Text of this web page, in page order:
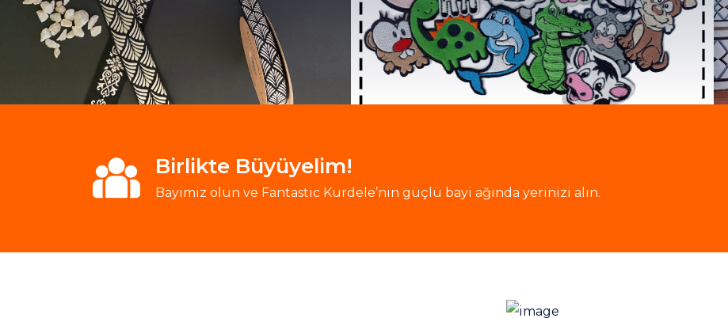
Birlikte Büyüyelim!
Bayimiz olun ve Fantastic Kurdele’nin güçlü bayi ağında yerinizi alın.